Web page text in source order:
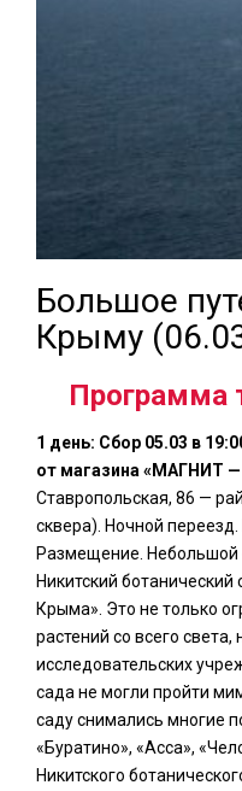
Большое
Крыму
Программа
1 день: Сбор 05.03 в
от магазина «МАГНИТ
Ставропольская, 86 —
сквера). Ночной
Размещение. Небольшой
Никитский
Крыма». Это не только
растений со всего
исследовательских
сада не могли пройти
саду снимались многие
«Буратино», «Асса»,
Никитского